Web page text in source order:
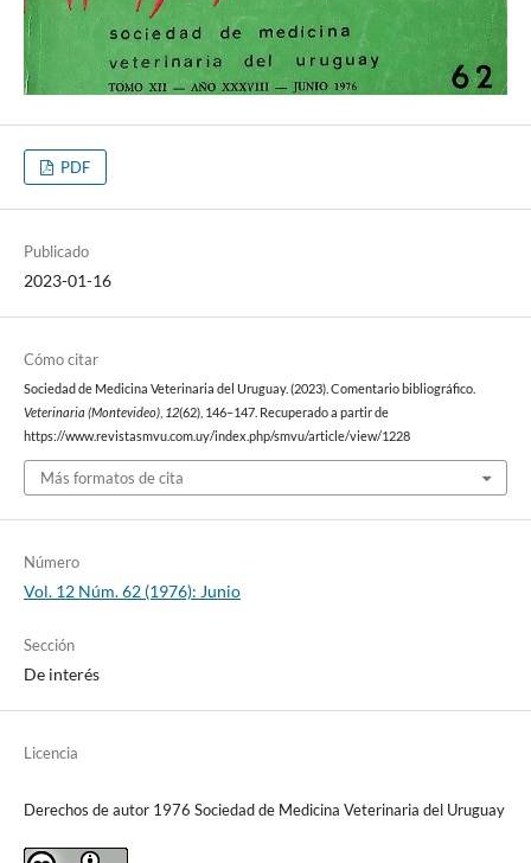
PDF
Publicado
2023-01-16
Cómo citar
Sociedad de Medicina Veterinaria del Uruguay. (2023). Comentario bibliográfico.
Veterinaria (Montevideo), 12(62), 146–147. Recuperado a partir de
https://www.revistasmvu.com.uy/index.php/smvu/article/view/1228
Más formatos de cita
Número
Vol. 12 Núm. 62 (1976): Junio
Sección
De interés
Licencia
Derechos de autor 1976 Sociedad de Medicina Veterinaria del Uruguay